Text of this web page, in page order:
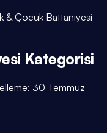
& Çocuk Battaniyesi
Kategorisi
30 Temmuz